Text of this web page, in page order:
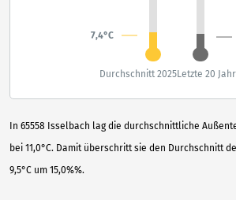
In 65558 Isselbach lag die durchschnittliche
bei 11,0°C. Damit überschritt sie den Durchschnitt
9,5°C um 15,0%%.
7,4°C
Durchschnitt 2025Letzte 20